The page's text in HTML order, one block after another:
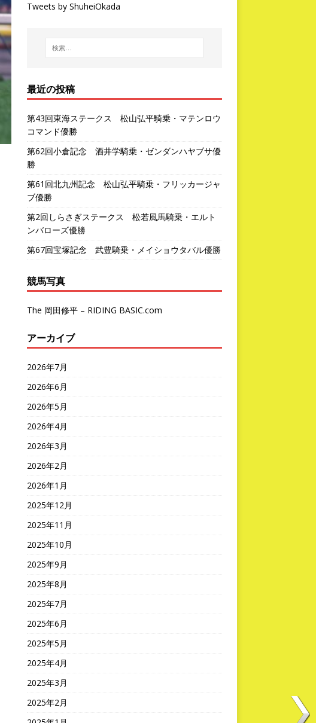
Tweets by ShuheiOkada
最近の投稿
第43回東海ステークス 松山弘平騎乗・マテンロウ
コマンド優勝
第62回小倉記念 酒井学騎乗・ゼンダンハヤブサ優
勝
第61回北九州記念 松山弘平騎乗・フリッカージャ
ブ優勝
第2回しらさぎステークス 松若風馬騎乗・エルト
ンバローズ優勝
第67回宝塚記念 武豊騎乗・メイショウタバル優勝
競馬写真
The 岡田修平 – RIDING BASIC.com
アーカイブ
2026年7月
2026年6月
2026年5月
2026年4月
2026年3月
2026年2月
2026年1月
2025年12月
2025年11月
2025年10月
2025年9月
2025年8月
2025年7月
2025年6月
2025年5月
2025年4月
2025年3月
2025年2月